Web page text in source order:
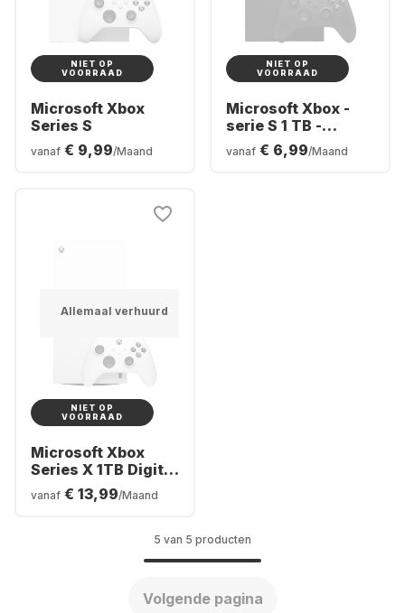
NIET OP
VOORRAAD
Microsoft Xbox
Series S
vanaf € 9,99/Maand
NIET OP
VOORRAAD
Microsoft Xbox -
serie S 1 TB -
console
vanaf € 6,99/Maand
Allemaal verhuurd
NIET OP
VOORRAAD
Microsoft Xbox
Series X 1TB Digital
Console
vanaf € 13,99/Maand
5 van 5 producten
Volgende pagina